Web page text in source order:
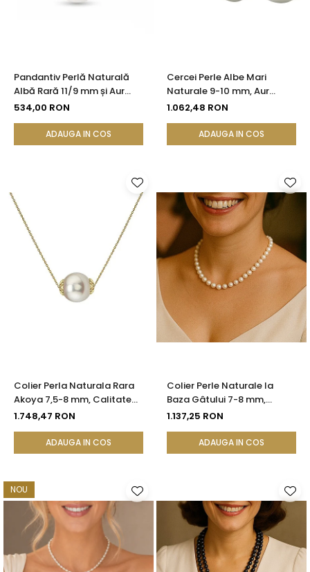
Pandantiv Perlă Naturală
Albă Rară 11/9 mm și Aur
Galben 14K (aur 585) |
534,00 RON
ADAUGA IN COS
Cercei Perle Albe Mari
Naturale 9-10 mm, Aur
Galben 14K, Formă Buton,
1.062,48 RON
ADAUGA IN COS
Colier Perla Naturala Rara
Akoya 7,5-8 mm, Calitate
AAA+, Aur 14K | KASKADDA®
1.748,47 RON
ADAUGA IN COS
Colier Perle Naturale la
Baza Gâtului 7-8 mm,
Închizătoare Aur 14K |
1.137,25 RON
ADAUGA IN COS
NOU